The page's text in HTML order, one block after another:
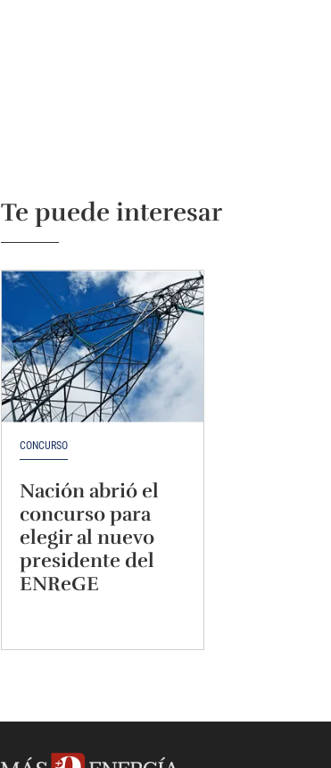
Te puede interesar
CONCURSO
Nación abrió el
concurso para
elegir al nuevo
presidente del
ENReGE